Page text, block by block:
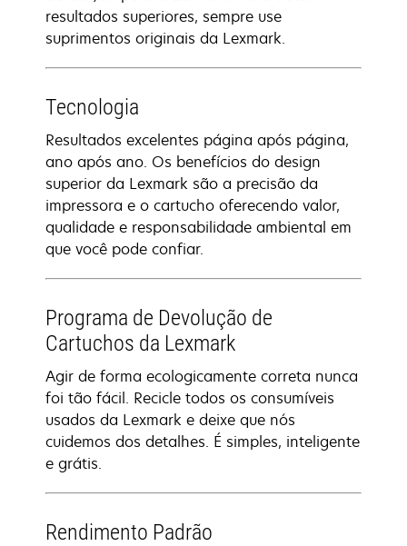
resultados superiores, sempre use
suprimentos originais da Lexmark.
Tecnologia
Resultados excelentes página após página,
ano após ano. Os benefícios do design
superior da Lexmark são a precisão da
impressora e o cartucho oferecendo valor,
qualidade e responsabilidade ambiental em
que você pode confiar.
Programa de Devolução de
Cartuchos da Lexmark
Agir de forma ecologicamente correta nunca
foi tão fácil. Recicle todos os consumíveis
usados da Lexmark e deixe que nós
cuidemos dos detalhes. É simples, inteligente
e grátis.
Rendimento Padrão